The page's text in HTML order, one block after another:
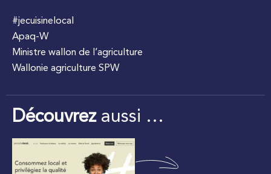
#jecuisinelocal
Apaq-W
Ministre wallon de l’agriculture
Wallonie agriculture SPW
Découvrezaussi …